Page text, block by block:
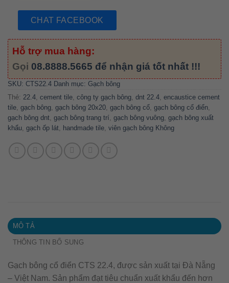
CHAT FACEBOOK
Hỗ trợ mua hàng:
Gọi 08.8888.5665 để nhận giá tốt nhất !!!
SKU: CTS22.4 Danh mục: Gạch bông
Thẻ: 22.4 cement tile công ty gạch bông dnt 22.4 encaustice cement
tile gạch bông gạch bông 20x20 gạch bông cổ gạch bông cổ điển
gạch bông dnt gạch bông trang trí gạch bông vuông gạch bông xuất
khẩu gạch ốp lát handmade tile viên gạch bông Không
MÔ TẢ
THÔNG TIN BỔ SUNG
Gạch bông cổ điển CTS 22.4, được sản xuất tại Đà Nẵng
– Việt Nam. Sản phẩm đạt tiêu chuẩn xuất khẩu đến hơn